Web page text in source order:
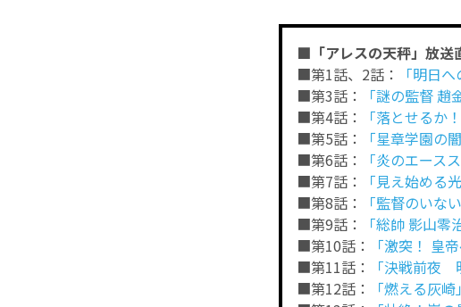
■「アレスの天秤」放送
■第1話、2話：
「明日
■第3話：
「謎の監督 趙
■第4話：
「落とせるか
■第5話：
「星章学園の闇
■第6話：
「炎のエース
■第7話：
「見え始める光
■第8話：
「監督のいない
■第9話：
「総帥 影山零
■第10話：
「激突！ 皇
■第11話：
「決戦前夜
■第12話：
「燃える灰崎」